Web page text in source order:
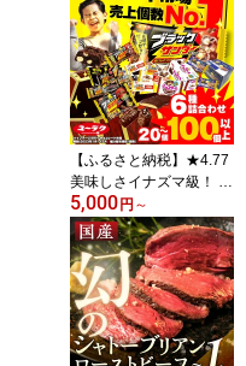
お徳用 ブレンド ドリッ
プコーヒー 珈琲 ブレン
ド ドリップ パック 50袋
100袋 珈琲 ワルツ 粉 ブ
レンド 7500円 15000円
45000円送料無料 愛知県
豊橋市
【ふるさと納税】★4.77
美味しさイナズマ級！ ブ
ラックサンダー 大容量
詰め合わせ セット チョ
コケーキ も選べる お楽
しみ クッキー ケーキ 発
送時期が選べる お菓子
チョコレート スイーツ
大量 おやつ チョコ クラ
ンチ 5000円 詰め合わせ
5,000円 ～